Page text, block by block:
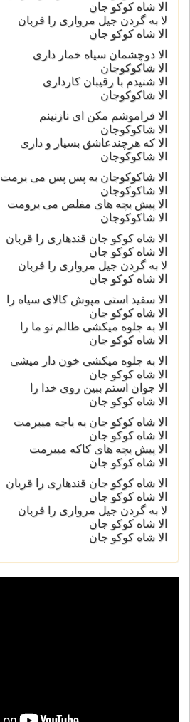
الا شاه کوکو جان
لا به گردن جیل مرواری را قربان
الا شاه کوکو جان
الا دوچشمان سیاه خمار داری
الا شاکوکوجان
الا شنیدم با رقیبان کارداری
الا شاکوکوجان
الا فراموشم مکن ای نازنینم
الا شاکوکوجان
الا که هرچندعاشق بسیار و داری
الا شاکوکوجان
الا شاکوکوجان به پس پس می برمت
الا شاکوکوجان
الا پیش بچه هاى مفلص می برومت
الا شاکوکوجان
الا شاه کوکو جان قندهاری را قربان
الا شاه کوکو جان
لا به گردن جیل مرواری را قربان
الا شاه کوکو جان
الا سفید استی مپوش کالای سیاه را
الا شاه کوکو جان
الا به جلوه میکشی ظالم تو ما را
الا شاه کوکو جان
الا به جلوه میکشی خون دار میشی
الا شاه کوکو جان
الا جوان استم ببین روی خدا را
الا شاه کوکو جان
الا شاه کوکو جان به باجه میبرمت
الا شاه کوکو جان
الا پیش بچه های کاکه میبرمت
الا شاه کوکو جان
الا شاه کوکو جان قندهاری را قربان
الا شاه کوکو جان
لا به گردن جیل مرواری را قربان
الا شاه کوکو جان
الا شاه کوکو جان